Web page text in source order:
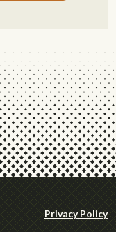
Privacy Policy